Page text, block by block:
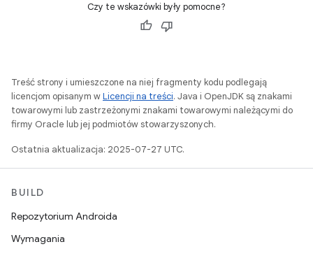
Czy te wskazówki były pomocne?
Treść strony i umieszczone na niej fragmenty kodu podlegają
licencjom opisanym wLicencji na treści. Java i OpenJDK są znakami
towarowymi lub zastrzeżonymi znakami towarowymi należącymi do
firmy Oracle lub jej podmiotów stowarzyszonych.
Ostatnia aktualizacja: 2025-07-27 UTC.
BUILD
Repozytorium Androida
Wymagania